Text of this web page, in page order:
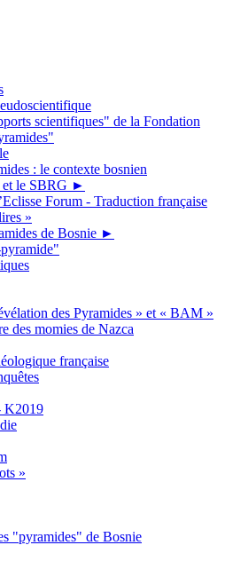
scientifiques" de la Fondation
: le contexte bosnien
le SBRG ►
Forum - Traduction française
»
de Bosnie ►
des Pyramides » et « BAM »
des momies de Nazca
française
K2019
»
"pyramides" de Bosnie